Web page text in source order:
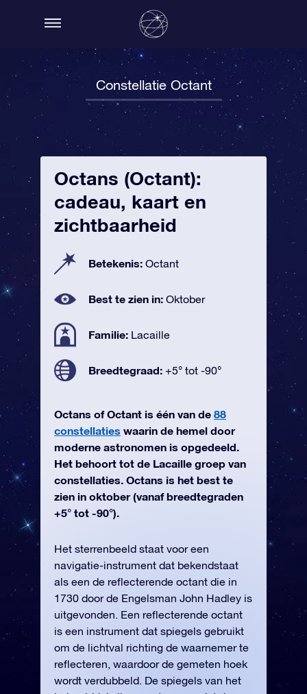
Constellatie Octant
Octans (Octant):
cadeau, kaart en
zichtbaarheid
Betekenis: Octant
Best te zien in: Oktober
Familie: Lacaille
Breedtegraad: +5° tot -90°
Octans of Octant is één van de 88
constellaties waarin de hemel door
moderne astronomen is opgedeeld.
Het behoort tot de Lacaille groep van
constellaties. Octans is het best te
zien in oktober (vanaf breedtegraden
+5° tot -90°).
Het sterrenbeeld staat voor een
navigatie-instrument dat bekendstaat
als een de reflecterende octant die in
1730 door de Engelsman John Hadley is
uitgevonden. Een reflecterende octant
is een instrument dat spiegels gebruikt
om de lichtval richting de waarnemer te
reflecteren, waardoor de gemeten hoek
wordt verdubbeld. De spiegels van het